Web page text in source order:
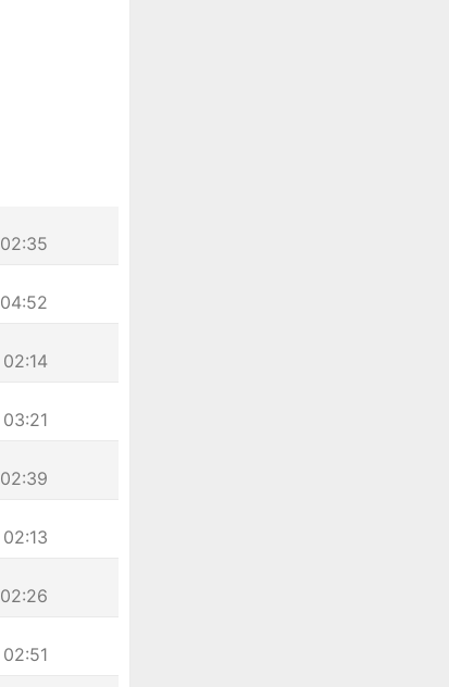
02:35
04:52
02:14
03:21
02:39
02:13
02:26
02:51